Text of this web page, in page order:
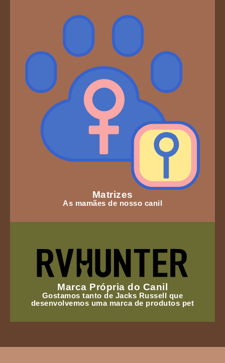
Matrizes
As mamães de nosso canil
Marca Própria do Canil
Gostamos tanto de Jacks Russell que
desenvolvemos uma marca de produtos pet